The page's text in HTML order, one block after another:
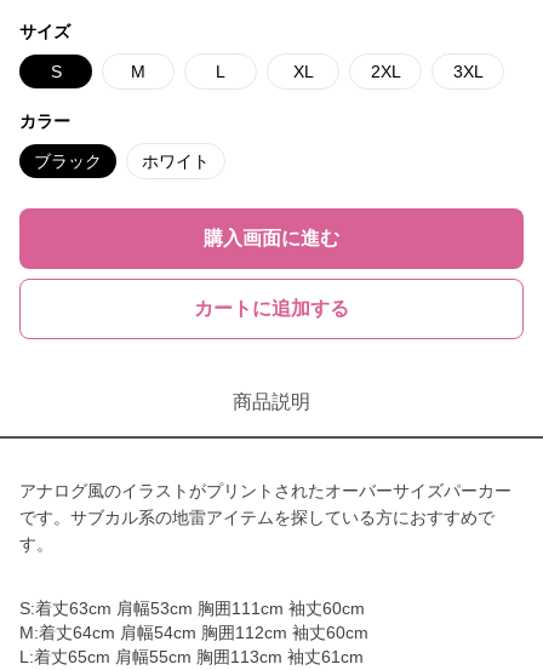
サイズ
S M L XL 2XL 3XL
カラー
ブラック ホワイト
購入画面に進む
カートに追加する
商品説明
アナログ風のイラストがプリントされたオーバーサイズパーカー
です。サブカル系の地雷アイテムを探している方におすすめで
す。
S:着丈63cm 肩幅53cm 胸囲111cm 袖丈60cm
M:着丈64cm 肩幅54cm 胸囲112cm 袖丈60cm
L:着丈65cm 肩幅55cm 胸囲113cm 袖丈61cm